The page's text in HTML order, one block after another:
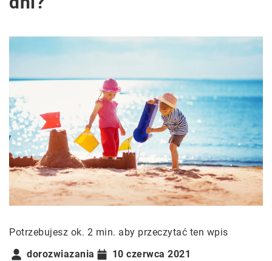
Potrzebujesz ok. 2 min. aby przeczytać ten wpis
dorozwiazania
10 czerwca 2021